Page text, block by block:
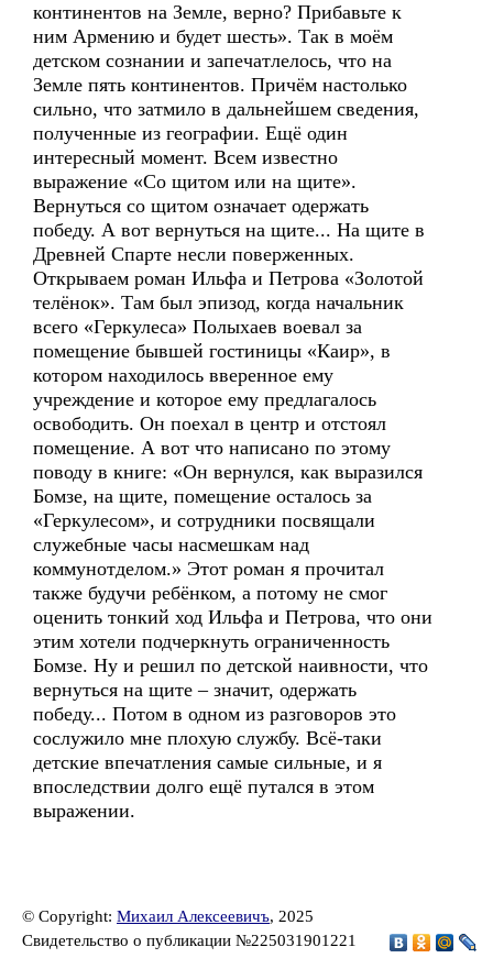
континентов на Земле, верно? Прибавьте к
ним Армению и будет шесть». Так в моём
детском сознании и запечатлелось, что на
Земле пять континентов. Причём настолько
сильно, что затмило в дальнейшем сведения,
полученные из географии. Ещё один
интересный момент. Всем известно
выражение «Со щитом или на щите».
Вернуться со щитом означает одержать
победу. А вот вернуться на щите... На щите в
Древней Спарте несли поверженных.
Открываем роман Ильфа и Петрова «Золотой
телёнок». Там был эпизод, когда начальник
всего «Геркулеса» Полыхаев воевал за
помещение бывшей гостиницы «Каир», в
котором находилось вверенное ему
учреждение и которое ему предлагалось
освободить. Он поехал в центр и отстоял
помещение. А вот что написано по этому
поводу в книге: «Он вернулся, как выразился
Бомзе, на щите, помещение осталось за
«Геркулесом», и сотрудники посвящали
служебные часы насмешкам над
коммунотделом.» Этот роман я прочитал
также будучи ребёнком, а потому не смог
оценить тонкий ход Ильфа и Петрова, что они
этим хотели подчеркнуть ограниченность
Бомзе. Ну и решил по детской наивности, что
вернуться на щите – значит, одержать
победу... Потом в одном из разговоров это
сослужило мне плохую службу. Всё-таки
детские впечатления самые сильные, и я
впоследствии долго ещё путался в этом
выражении.
© Copyright: Михаил Алексеевичъ, 2025
Свидетельство о публикации №225031901221